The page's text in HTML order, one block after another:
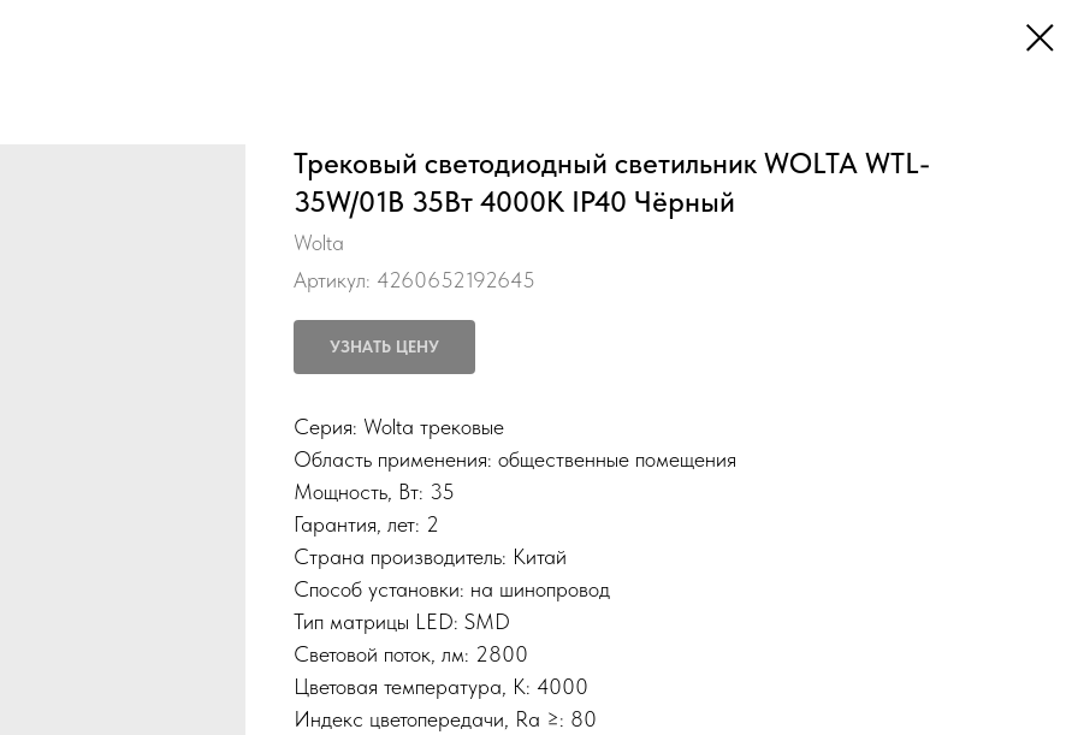
Трековый светодиодный светильник WOLTA WTL-
35W/01B 35Вт 4000К IP40 Чёрный
Wolta
Артикул: 4260652192645
УЗНАТЬ ЦЕНУ
Серия: Wolta трековые
Область применения: общественные помещения
Мощность, Вт: 35
Гарантия, лет: 2
Страна производитель: Китай
Способ установки: на шинопровод
Тип матрицы LED: SMD
Световой поток, лм: 2800
Цветовая температура, К: 4000
Индекс цветопередачи, Ra ≥: 80